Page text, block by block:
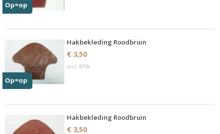
Op=op
Op=op
Hakbekleding Roodbruin
€ 3,50
incl. BTW
Hakbekleding Roodbruin
€ 3,50